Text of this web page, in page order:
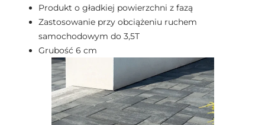
Produkt o gładkiej powierzchni z fazą
Zastosowanie przy obciążeniu ruchem
samochodowym do 3,5T
Grubość 6 cm